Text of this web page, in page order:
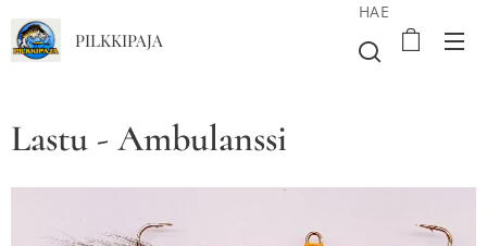
PILKKIPAJA
HAE
Lastu - Ambulanssi